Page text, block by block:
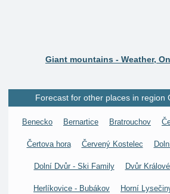
Giant mountains - Weather,
Forecast for other places in region
Benecko Bernartice Bratrouchov
Čertova hora Červený Kostelec
Dolní Dvůr - Ski Family Dvůr
Herlíkovice - Bubákov Horní